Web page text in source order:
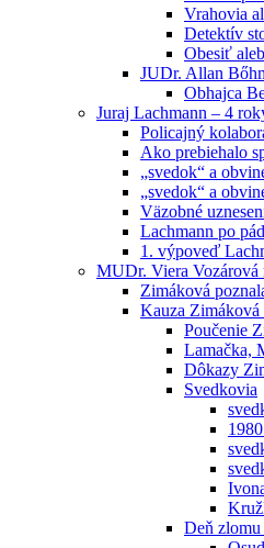
Vrahovia
Detektív
Obesiť
JUDr. Allan
Obhajca
Juraj Lachmann – 4
Policajný
Ako prebiehalo
„svedok“ a
„svedok“ a
Väzobné
Lachmann po
1. výpoveď
MUDr. Viera Vozárová
Zimáková
Kauza Zimáková
Poučenie
Lamačka,
Dôkazy
Svedkovia
Deň